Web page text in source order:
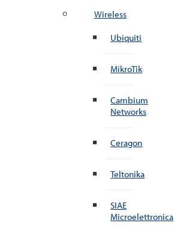
Wireless
Ubiquiti
MikroTik
Cambium
Networks
Ceragon
Teltonika
SIAE
Microelettronica